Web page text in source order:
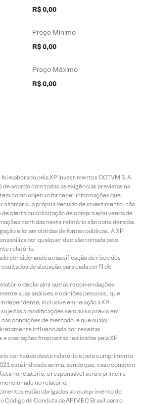
R$ 0,00
Preço Mínimo
R$ 0,00
Preço Máximo
R$ 0,00
elaborado pela XP Investimentos CCTVM S.A.
de acordo com todas as exigências previstas na
como objetivo fornecer informações que
a tomar sua própria decisão de investimento, não
oferta ou solicitação de compra e/ou venda de
contidas neste relatório são consideradas
e foram obtidas de fontes públicas. A XP
por qualquer decisão tomada pelo
relatório.
considerando a classificação de risco dos
de alocação para cada perfil de
declara(m) que as recomendações
suas análises e opiniões pessoais, que
inclusive em relação à XP
a modificações sem aviso prévio em
condições de mercado, e que sua(s)
influenciada por receitas
operações financeiras realizadas pela XP
conteúdo deste relatório e pelo cumprimento
está indicado acima, sendo que, caso constem
no relatório, o responsável será o primeiro
no relatório.
estão obrigados ao cumprimento de
Código de Conduta da APIMEC Brasil para o